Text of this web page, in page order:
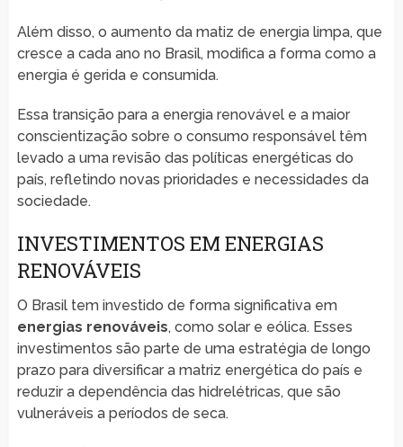
Além disso, o aumento da matiz de energia limpa, que
cresce a cada ano no Brasil, modifica a forma como a
energia é gerida e consumida.
Essa transição para a energia renovável e a maior
conscientização sobre o consumo responsável têm
levado a uma revisão das políticas energéticas do
país, refletindo novas prioridades e necessidades da
sociedade.
INVESTIMENTOS EM ENERGIAS
RENOVÁVEIS
O Brasil tem investido de forma significativa em
energias renováveis, como solar e eólica. Esses
investimentos são parte de uma estratégia de longo
prazo para diversificar a matriz energética do país e
reduzir a dependência das hidrelétricas, que são
vulneráveis a períodos de seca.